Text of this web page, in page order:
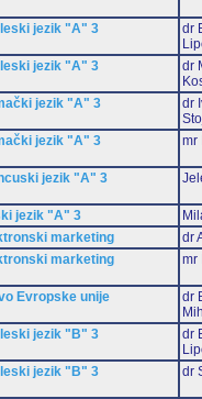
jezik "A" 3
dr
jezik "A" 3
dr
jezik "A" 3
dr
jezik "A" 3 mr
jezik "A" 3
jezik "A" 3
marketing
dr
marketing mr
Evropske unije
dr
jezik "B" 3
dr
jezik "B" 3 dr